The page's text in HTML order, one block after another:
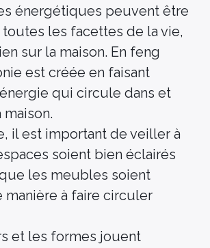
énergétiques peuvent être
les facettes de la vie,
sur la maison. En feng
est créée en faisant
qui circule dans et
il est important de veiller à
soient bien éclairés
les meubles soient
manière à faire circuler
et les formes jouent